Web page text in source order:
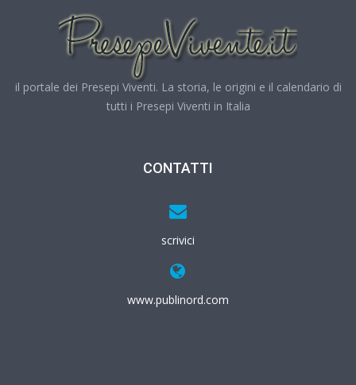
il portale dei Presepi Viventi. La storia, le origini e il calendario di
tutti i Presepi Viventi in Italia
CONTATTI
scrivici
www.publinord.com